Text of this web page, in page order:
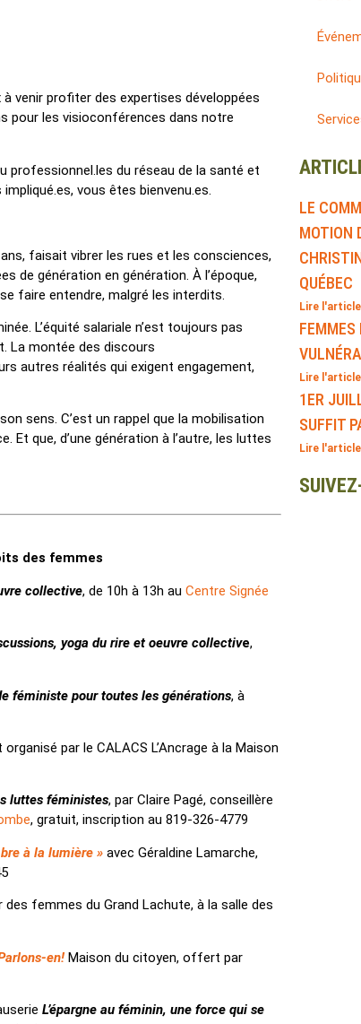
venir profiter des expertises développées
pour les visioconférences dans notre
professionnel.les du réseau de la santé et
vous êtes bienvenu.es.
faisait vibrer les rues et les consciences,
de génération en génération. À l’époque,
faire entendre, malgré les interdits.
L’équité salariale n’est toujours pas
La montée des discours
autres réalités qui exigent engagement,
sens. C’est un rappel que la mobilisation
que, d’une génération à l’autre, les luttes
des femmes
collective, de 10h à 13h au Centre Signée
yoga du rire et oeuvre collective,
féministe pour toutes les générations, à
organisé par le CALACS L’Ancrage à la Maison
luttes féministes, par Claire Pagé, conseillère
, gratuit, inscription au 819-326-4779
à la lumière » avec Géraldine Lamarche,
des femmes du Grand Lachute, à la salle des
en!Maison du citoyen, offert par
L’épargne au féminin, une force qui se
LE
MOTION
QUÉBEC
Lire
FEMMES
Lire
1ER
SUFFIT
Lire